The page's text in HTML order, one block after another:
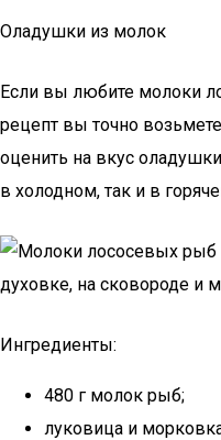
Оладушки из молок
Если вы любите молоки
рецепт вы точно
оценить на вкус
в холодном, так и в
Ингредиенты:
480 г молок рыб;
луковица и